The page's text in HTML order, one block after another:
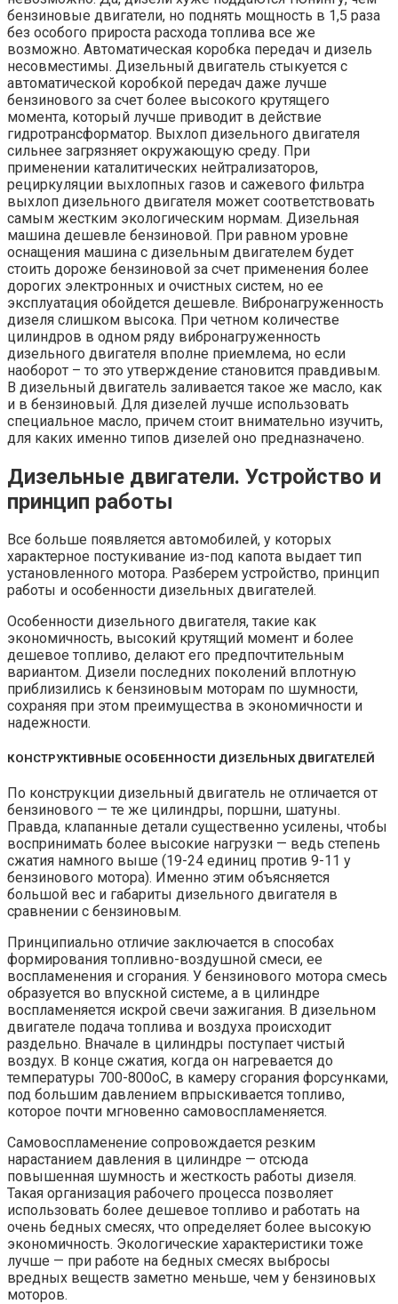
бензиновые двигатели, но поднять мощность в 1,5 раза
без особого прироста расхода топлива все же
возможно. Автоматическая коробка передач и дизель
несовместимы. Дизельный двигатель стыкуется с
автоматической коробкой передач даже лучше
бензинового за счет более высокого крутящего
момента, который лучше приводит в действие
гидротрансформатор. Выхлоп дизельного двигателя
сильнее загрязняет окружающую среду. При
применении каталитических нейтрализаторов,
рециркуляции выхлопных газов и сажевого фильтра
выхлоп дизельного двигателя может соответствовать
самым жестким экологическим нормам. Дизельная
машина дешевле бензиновой. При равном уровне
оснащения машина с дизельным двигателем будет
стоить дороже бензиновой за счет применения более
дорогих электронных и очистных систем, но ее
эксплуатация обойдется дешевле. Вибронагруженность
дизеля слишком высока. При четном количестве
цилиндров в одном ряду вибронагруженность
дизельного двигателя вполне приемлема, но если
наоборот – то это утверждение становится правдивым.
В дизельный двигатель заливается такое же масло, как
и в бензиновый. Для дизелей лучше использовать
специальное масло, причем стоит внимательно изучить,
для каких именно типов дизелей оно предназначено.
Дизельные двигатели. Устройство и
принцип работы
Все больше появляется автомобилей, у которых
характерное постукивание из-под капота выдает тип
установленного мотора. Разберем устройство, принцип
работы и особенности дизельных двигателей.
Особенности дизельного двигателя, такие как
экономичность, высокий крутящий момент и более
дешевое топливо, делают его предпочтительным
вариантом. Дизели последних поколений вплотную
приблизились к бензиновым моторам по шумности,
сохраняя при этом преимущества в экономичности и
надежности.
КОНСТРУКТИВНЫЕ ОСОБЕННОСТИ ДИЗЕЛЬНЫХ ДВИГАТЕЛЕЙ
По конструкции дизельный двигатель не отличается от
бензинового — те же цилиндры, поршни, шатуны.
Правда, клапанные детали существенно усилены, чтобы
воспринимать более высокие нагрузки — ведь степень
сжатия намного выше (19-24 единиц против 9-11 у
бензинового мотора). Именно этим объясняется
большой вес и габариты дизельного двигателя в
сравнении с бензиновым.
Принципиально отличие заключается в способах
формирования топливно-воздушной смеси, ее
воспламенения и сгорания. У бензинового мотора смесь
образуется во впускной системе, а в цилиндре
воспламеняется искрой свечи зажигания. В дизельном
двигателе подача топлива и воздуха происходит
раздельно. Вначале в цилиндры поступает чистый
воздух. В конце сжатия, когда он нагревается до
температуры 700-800оС, в камеру сгорания форсунками,
под большим давлением впрыскивается топливо,
которое почти мгновенно самовоспламеняется.
Самовоспламенение сопровождается резким
нарастанием давления в цилиндре — отсюда
повышенная шумность и жесткость работы дизеля.
Такая организация рабочего процесса позволяет
использовать более дешевое топливо и работать на
очень бедных смесях, что определяет более высокую
экономичность. Экологические характеристики тоже
лучше — при работе на бедных смесях выбросы
вредных веществ заметно меньше, чем у бензиновых
моторов.